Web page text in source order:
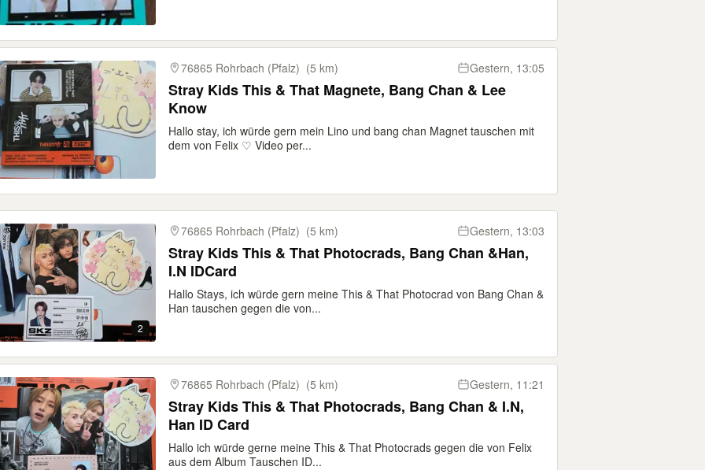
76865 Rohrbach (Pfalz) (5 km) Gestern, 13:05
Stray Kids This & That Magnete, Bang Chan & Lee
Know
Hallo stay, ich würde gern mein Lino und bang chan Magnet tauschen mit
dem von Felix ♡ Video per...
2
76865 Rohrbach (Pfalz) (5 km) Gestern, 13:03
Stray Kids This & That Photocrads, Bang Chan &Han,
I.N IDCard
Hallo Stays, ich würde gern meine This & That Photocrad von Bang Chan &
Han tauschen gegen die von...
76865 Rohrbach (Pfalz) (5 km) Gestern, 11:21
Stray Kids This & That Photocrads, Bang Chan & I.N,
Han ID Card
Hallo ich würde gerne meine This & That Photocrads gegen die von Felix
aus dem Album Tauschen ID...